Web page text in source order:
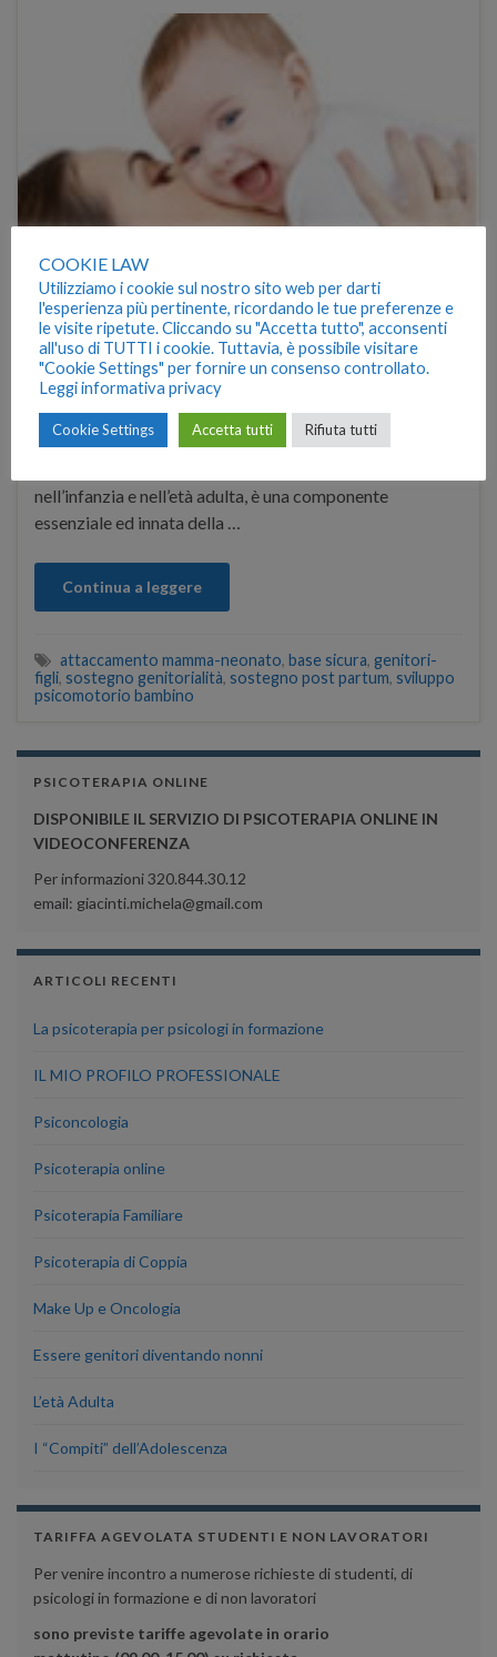
Oggi parleremo di quello straordinario legame tra madre
e bambino che si sviluppa nel corso del primo anno di
vita, il così detto legame d’attaccamento. Secondo
alcune teorie e studi specifici in questo ambito, infatti, si
nell’infanzia e nell’età adulta, è una componente
essenziale ed innata della …
Continua a leggere
attaccamento mamma-neonato, base sicura, genitori-
figli, sostegno genitorialità, sostegno post partum, sviluppo
psicomotorio bambino
PSICOTERAPIA ONLINE
DISPONIBILE IL SERVIZIO DI PSICOTERAPIA ONLINE IN
VIDEOCONFERENZA
Per informazioni 320.844.30.12
email: giacinti.michela@gmail.com
ARTICOLI RECENTI
La psicoterapia per psicologi in formazione
IL MIO PROFILO PROFESSIONALE
Psiconcologia
Psicoterapia online
Psicoterapia Familiare
Psicoterapia di Coppia
Make Up e Oncologia
Essere genitori diventando nonni
L’età Adulta
I “Compiti” dell’Adolescenza
TARIFFA AGEVOLATA STUDENTI E NON LAVORATORI
Per venire incontro a numerose richieste di studenti, di
psicologi in formazione e di non lavoratori
sono previste tariffe agevolate in orario
COOKIE LAW
Utilizziamo i cookie sul nostro sito web per darti
l'esperienza più pertinente, ricordando le tue preferenze e
le visite ripetute. Cliccando su "Accetta tutto", acconsenti
all'uso di TUTTI i cookie. Tuttavia, è possibile visitare
"Cookie Settings" per fornire un consenso controllato.
Leggi informativa privacy
Cookie Settings Accetta tutti Rifiuta tutti